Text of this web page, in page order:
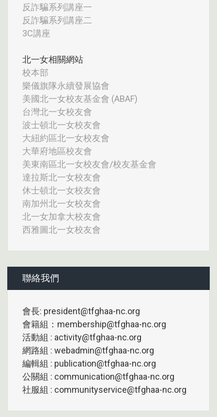
反詐騙系列講座一
反詐騙系列講座二
3C講座
北一女相關網站
校本部
樂儀旗隊永續發展協會
美國北一女校友基金會 (ABAF)
台灣北一女校友會
波士頓北一女校友會
大紐約區北一女校友會
大華府地區校友會
美東南區北一女校友會/校友基金會
達拉斯北一女校友會
休士頓北一女校友會
南加州北一女校友會
北一女加拿大校友會
西雅圖北一女校友會
聯絡我們
會長: president@tfghaa-nc.org
會籍組：membership@tfghaa-nc.org
活動組 : activity@tfghaa-nc.org
網路組 : webadmin@tfghaa-nc.org
編輯組 : publication@tfghaa-nc.org
公關組 : communication@tfghaa-nc.org
社服組 : communityservice@tfghaa-nc.org